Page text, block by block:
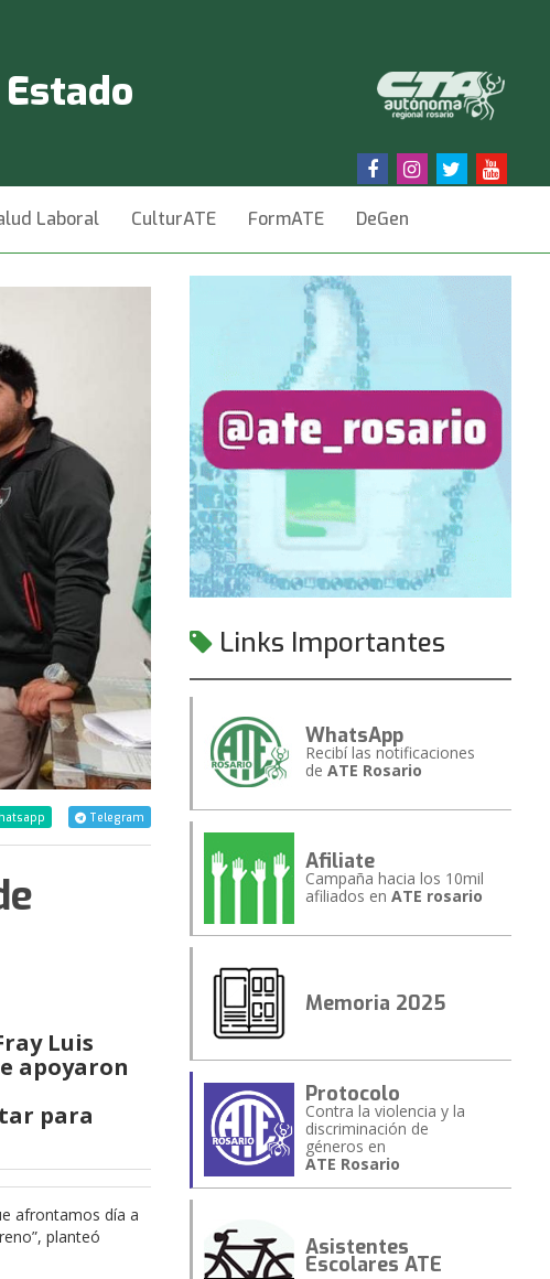
Laboral CulturATE FormATE DeGen
Telegram
Luis
apoyaron
para
afrontamos día a
planteó
Links Importantes
WhatsApp
Recibí las notificaciones
de ATE Rosario
Afiliate
Campaña hacia los 10mil
afiliados en ATE rosario
Memoria 2025
Protocolo
Contra la violencia y la
discriminación de
géneros en
ATE Rosario
Asistentes
Escolares ATE